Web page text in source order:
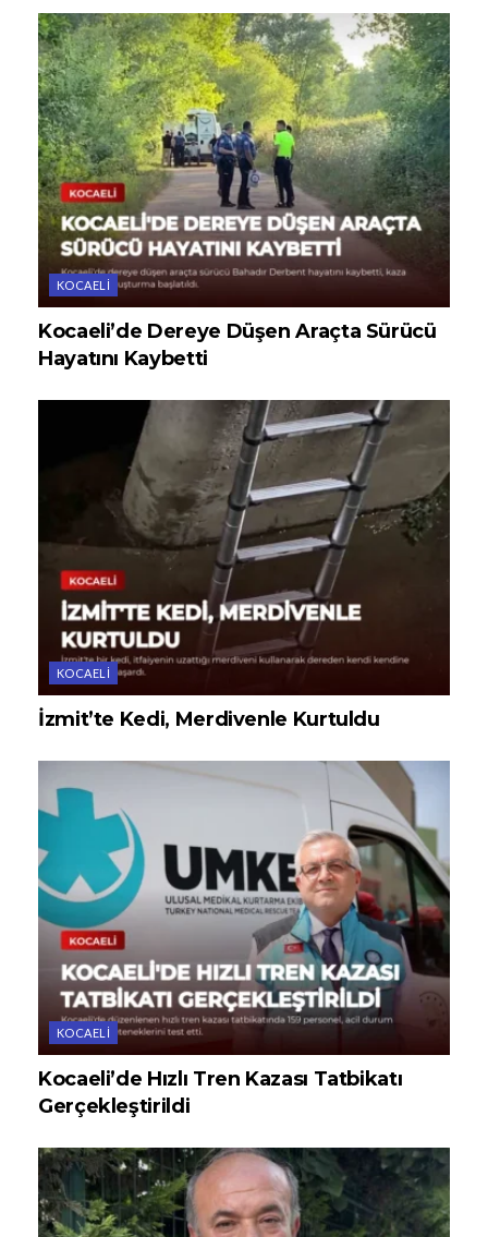
KOCAELI
Kocaeli’de Dereye Düşen Araçta Sürücü
Hayatını Kaybetti
KOCAELI
İzmit’te Kedi, Merdivenle Kurtuldu
KOCAELI
Kocaeli’de Hızlı Tren Kazası Tatbikatı
Gerçekleştirildi